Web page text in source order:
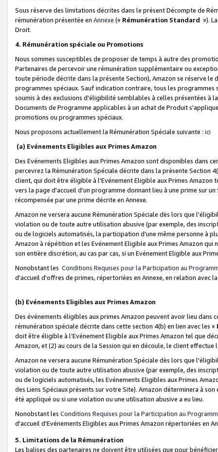
Sous réserve des limitations décrites dans le présent Décompte de
rémunération présentée en Annexe (« Rémunération Standard »).
Droit.
4. Rémunération spéciale ou Promotions
Nous sommes susceptibles de proposer de temps à autre des
Partenaires de percevoir une rémunération supplémentaire ou
toute période décrite dans la présente Section), Amazon se réserve
programmes spéciaux. Sauf indication contraire, tous les
soumis à des exclusions d'éligibilité semblables à celles présentées à
Documents de Programme applicables à un achat de Produit
promotions ou programmes spéciaux.
Nous proposons actuellement la Rémunération Spéciale suivante : ici
(a) Evénements Eligibles aux Primes Amazon
Des Evénements Eligibles aux Primes Amazon sont disponibles dans
percevrez la Rémunération Spéciale décrite dans la présente Section
client, qui doit être éligible à l'Evénement Eligible aux Primes Amazon
vers la page d'accueil d'un programme donnant lieu à une prime sur
récompensée par une prime décrite en Annexe.
Amazon ne versera aucune Rémunération Spéciale dès lors que
violation ou de toute autre utilisation abusive (par exemple, des
ou de logiciels automatisés, la participation d'une même personne à
Amazon à répétition et les Evénement Eligible aux Primes Amazon qui
son entière discrétion, au cas par cas, si un Evénement Eligible aux
Nonobstant les Conditions Requises pour la Participation au
d'accueil d'offres de primes, répertoriées en Annexe, en relation avec
(b) Evénements Eligibles aux Primes Amazon
Des événements éligibles aux primes Amazon peuvent avoir lieu dans
rémunération spéciale décrite dans cette section 4(b) en lien avec les «
doit être éligible à l’Evénement Eligible aux Primes Amazon tel que
Amazon, et (2) au cours de la Session qui en découle, le client
Amazon ne versera aucune Rémunération Spéciale dès lors que
violation ou de toute autre utilisation abusive (par exemple, des
ou de logiciels automatisés, les Evénements Eligibles aux Primes
des Liens Spéciaux présents sur votre Site). Amazon déterminera à
été appliqué ou si une violation ou une utilisation abusive a eu lieu.
Nonobstant les Conditions Requises pour la Participation au
d'accueil d'Evénements Eligibles aux Primes Amazon répertoriées en
5. Limitations de la Rémunération
Les balises des partenaires ne doivent être utilisées que pour